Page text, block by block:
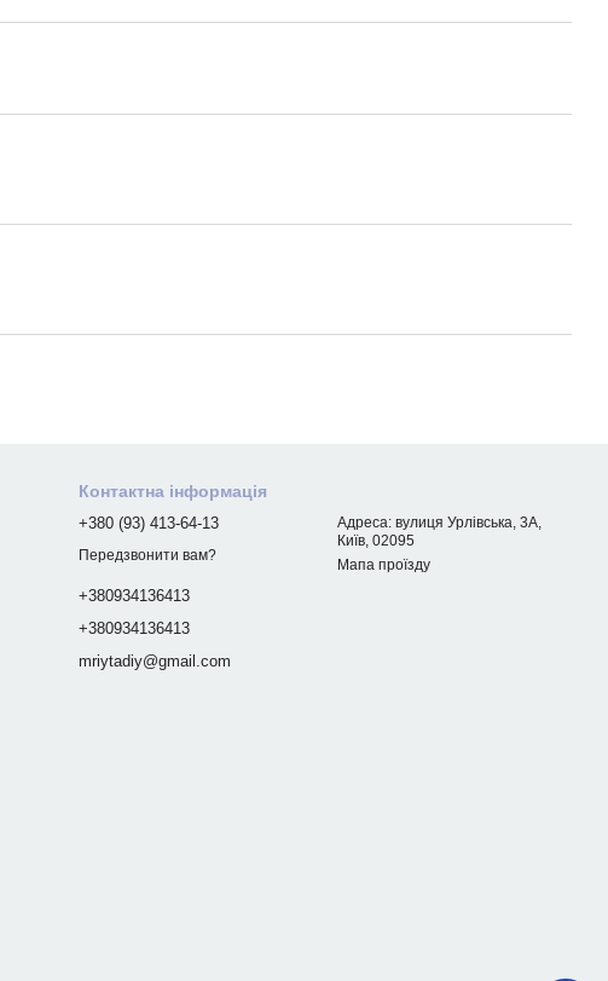
Контактна інформація
+380 (93) 413-64-13
Передзвонити вам?
+380934136413
+380934136413
mriytadiy@gmail.com
Адреса: вулиця Урлівська, 3А,
Київ, 02095
Мапа проїзду